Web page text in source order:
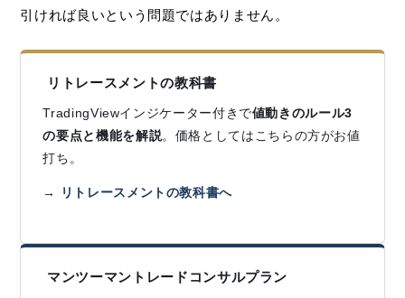
引ければ良いという問題ではありません。
リトレースメントの教科書
TradingViewインジケーター付きで値動きのルール3
の要点と機能を解説。価格としてはこちらの方がお値
打ち。
→ リトレースメントの教科書へ
マンツーマントレードコンサルプラン